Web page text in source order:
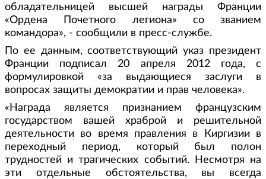
обладательницей высшей награды Франции
«Ордена Почетного легиона» со званием
командора», - сообщили в пресс-службе.
По ее данным, соответствующий указ президент
Франции подписал 20 апреля 2012 года, с
формулировкой «за выдающиеся заслуги в
вопросах защиты демократии и прав человека».
«Награда является признанием французским
государством вашей храброй и решительной
деятельности во время правления в Киргизии в
переходный период, который был полон
трудностей и трагических событий. Несмотря на
эти отдельные обстоятельства, вы всегда